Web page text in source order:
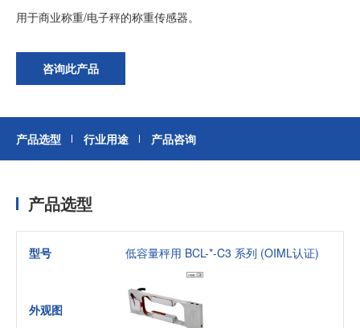
用于商业称重/电子秤的称重传感器。
咨询此产品
产品选型 行业用途 产品咨询
产品选型
型号 低容量秤用 BCL-*-C3 系列 (OIML认证)
外观图